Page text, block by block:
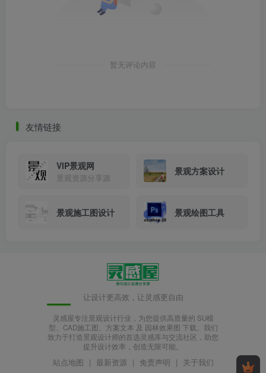
暂无评论内容
友情链接
VIP景观网
景观资源分享源
景观方案设计
景观施工图设计 景观绘图工具
让设计更高效，让灵感更自由
灵感屋专注景观设计行业，为您提供高质量的 SU模
型、CAD施工图、方案文本 及 园林效果图 下载。我们
致力于打造景观设计师的首选灵感库与交流社区，助您
提升设计效率，创造无限可能。
站点地图 | 最新资源 | 免责声明 | 关于我们